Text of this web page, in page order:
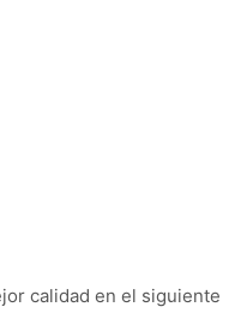
calidad en el siguiente